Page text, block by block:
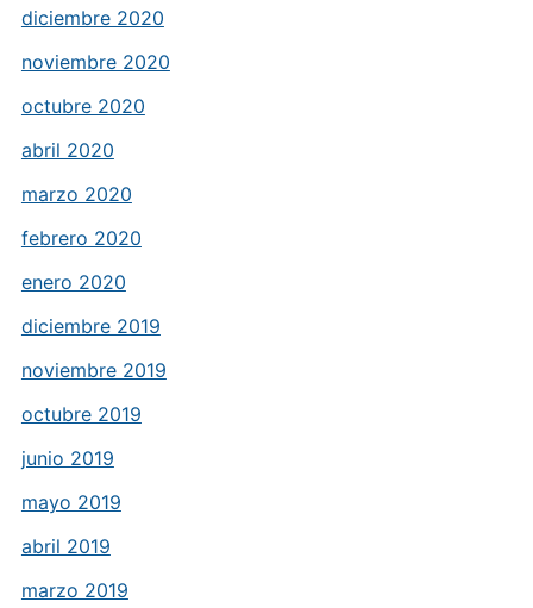
diciembre 2020
noviembre 2020
octubre 2020
abril 2020
marzo 2020
febrero 2020
enero 2020
diciembre 2019
noviembre 2019
octubre 2019
junio 2019
mayo 2019
abril 2019
marzo 2019